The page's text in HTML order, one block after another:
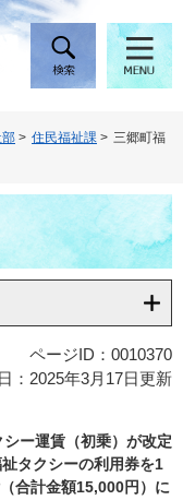
> 住民福祉課 > 三郷町福
ページID：0010370
：2025年3月17日更新
ー運賃（初乗）が改定
タクシーの利用券を1
合計金額15,000円）に